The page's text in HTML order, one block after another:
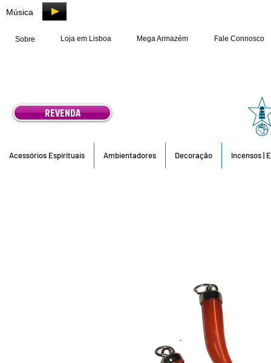
Música
Sobre Loja em Lisboa Mega Armazém Fale Connosco
REVENDA
Acessórios Espirituais Ambientadores Decoração Incensos |